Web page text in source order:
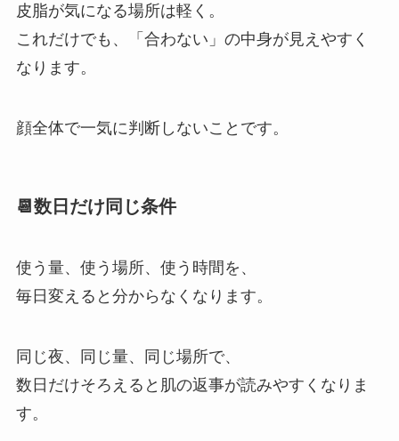
皮脂が気になる場所は軽く。
これだけでも、「合わない」の中身が見えやすく
なります。
顔全体で一気に判断しないことです。
📆数日だけ同じ条件
使う量、使う場所、使う時間を、
毎日変えると分からなくなります。
同じ夜、同じ量、同じ場所で、
数日だけそろえると肌の返事が読みやすくなりま
す。